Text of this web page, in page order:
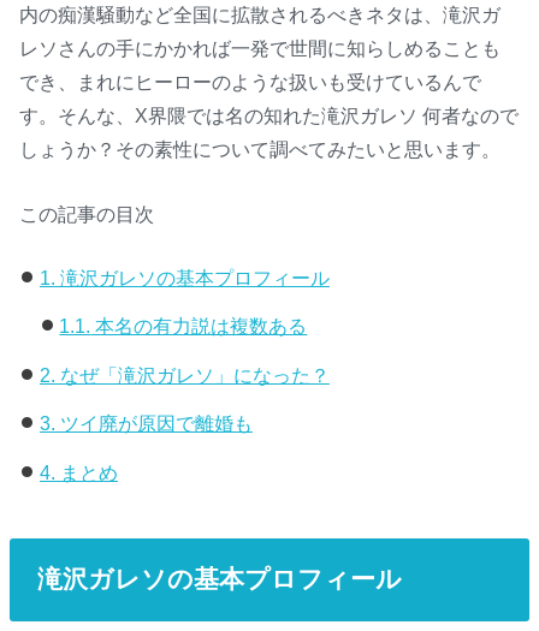
内の痴漢騒動など全国に拡散されるべきネタは、滝沢ガ
レソさんの手にかかれば一発で世間に知らしめることも
でき、まれにヒーローのような扱いも受けているんで
す。そんな、X界隈では名の知れた滝沢ガレソ 何者なので
しょうか？その素性について調べてみたいと思います。
この記事の目次
1. 滝沢ガレソの基本プロフィール
1.1. 本名の有力説は複数ある
2. なぜ「滝沢ガレソ」になった？
3. ツイ廃が原因で離婚も
4. まとめ
滝沢ガレソの基本プロフィール